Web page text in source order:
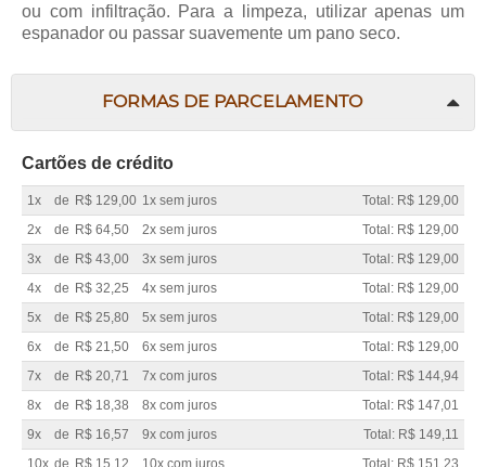
ou com infiltração. Para a limpeza, utilizar apenas um
espanador ou passar suavemente um pano seco.
FORMAS DE PARCELAMENTO
Cartões de crédito
1x de R$ 129,00 1x sem juros
Total: R$ 129,00
2x
de R$ 64,50 2x sem juros
Total: R$ 129,00
3x
de R$ 43,00 3x sem juros
Total: R$ 129,00
4x
de R$ 32,25 4x sem juros
Total: R$ 129,00
5x
de R$ 25,80 5x sem juros
Total: R$ 129,00
6x
de R$ 21,50 6x sem juros
Total: R$ 129,00
7x
de R$ 20,71 7x com juros
Total: R$ 144,94
8x
de R$ 18,38 8x com juros
Total: R$ 147,01
9x
de R$ 16,57 9x com juros
Total: R$ 149,11
10x de R$ 15,12 10x com juros
Total: R$ 151,23